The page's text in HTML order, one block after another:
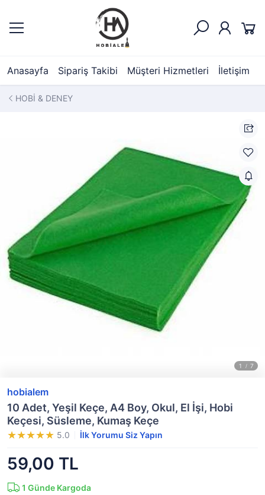
Anasayfa Sipariş Takibi Müşteri Hizmetleri İletişim
HOBİ & DENEY
hobialem
10 Adet, Yeşil Keçe, A4 Boy, Okul, El İşi, Hobi
Keçesi, Süsleme, Kumaş Keçe
5.0 İlk Yorumu Siz Yapın
59,00 TL
1 Günde Kargoda